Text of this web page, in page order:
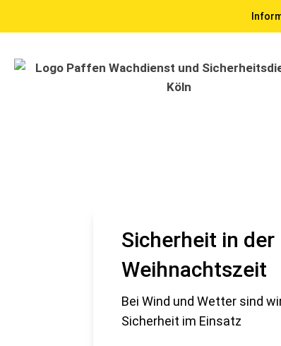
Sicherheit in der
Weihnachtszeit
Bei Wind und Wetter sind
Sicherheit im Einsatz